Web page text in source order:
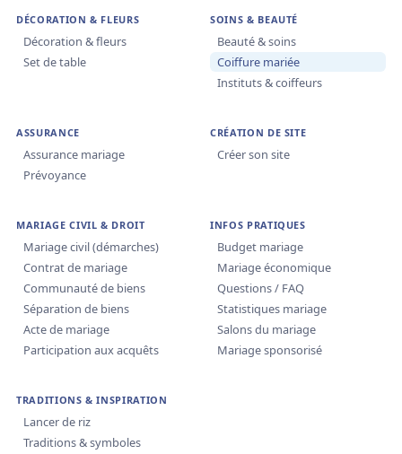
DÉCORATION & FLEURS
Décoration & fleurs
Set de table
SOINS & BEAUTÉ
Beauté & soins
Coiffure mariée
Instituts & coiffeurs
ASSURANCE
Assurance mariage
Prévoyance
CRÉATION DE SITE
Créer son site
MARIAGE CIVIL & DROIT
Mariage civil (démarches)
Contrat de mariage
Communauté de biens
Séparation de biens
Acte de mariage
Participation aux acquêts
INFOS PRATIQUES
Budget mariage
Mariage économique
Questions / FAQ
Statistiques mariage
Salons du mariage
Mariage sponsorisé
TRADITIONS & INSPIRATION
Lancer de riz
Traditions & symboles